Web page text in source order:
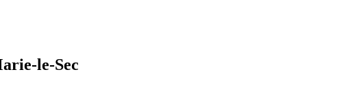
le-Sec